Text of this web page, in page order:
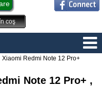
coş
Xiaomi Redmi Note 12 Pro+
Note 12 Pro+ ,